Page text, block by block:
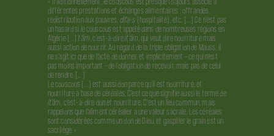
différentes prestations et échanges alimentaires : offrandes,
redistribution aux pauvres,dîfa-s (hospitalité), etc. […] Ce n’est pas
un hasard si le couscous est appelé dans de nombreuses régions en
Algérie […] t’âm, c’est-à-direit’âm, qui veut dire nourriture mais
aussi action de nourrir. Au regard de la triple obligation de Mauss, il
ne s’agit ici que de l’acte de donner, et implicitement – ce qui n’est
pas moins important – de l’obligation de recevoir, mais pas de celui
de rendre. […]
Le couscous […] est aussi don parce qu’il est nourriture, et
nourriture à base de céréales. C’est ce que signifie aussi le terme de
it’âm, c’est-à-dire don et nourriture. C’est un lieu commun, mais
rappelons que l’aliment céréalier a une valeur sacrale. Les céréales
sont considérées comme un don de Dieu, et gaspiller le grain est un
sacrilège. »